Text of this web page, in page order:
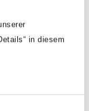
in diesem